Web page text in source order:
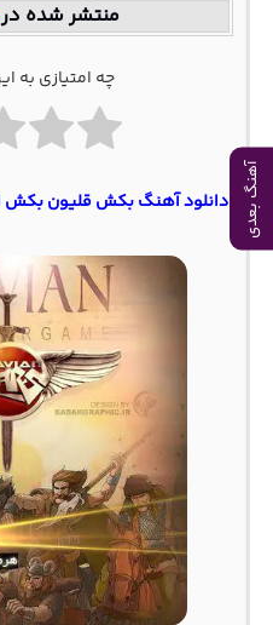
آهنگ بعدی
منتشر شده
چه امتیازی به
دانلود آهنگ بکش قلیون بکش